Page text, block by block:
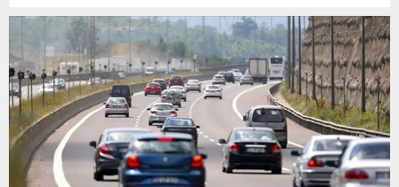
çıkarma cezası uygulanmak üzere Yüksek Disiplin Kurulu’na
(YDK) sevk edilen ve partideki tüm görevlerinden...